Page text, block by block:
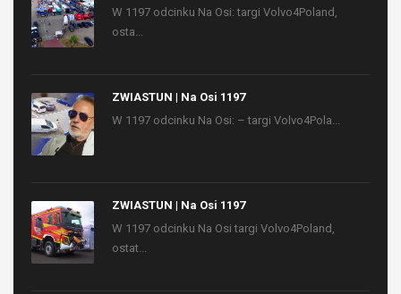
W 1197 odcinku Na Osi: targi Volvo4Poland,
osta...
ZWIASTUN | Na Osi 1197
W 1197 odcinku Na Osi: – targi Volvo4Pola...
ZWIASTUN | Na Osi 1197
W 1197 odcinku Na Osi targi Volvo4Poland,
ostat...